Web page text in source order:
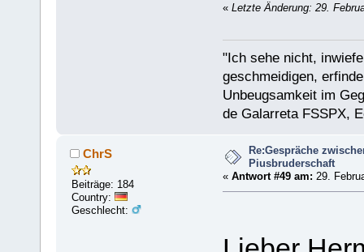
« Letzte Änderung: 29.
"Ich sehe nicht,
geschmeidigen,
Unbeugsamkeit im
de Galarreta FSSPX,
ChrS
Beiträge: 184
Country:
Geschlecht:
Re:Gespräche
Piusbruderschaft
« Antwort #49 am: 29.